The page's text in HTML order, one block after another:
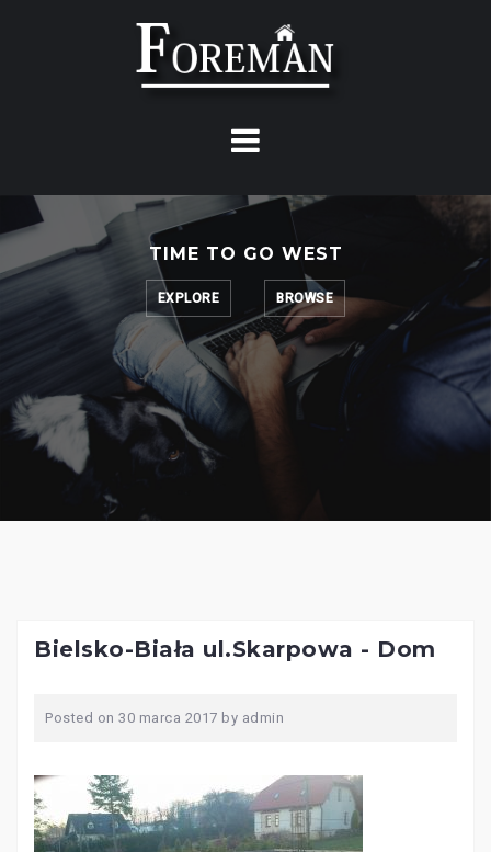
TIME TO GO WEST
EXPLORE BROWSE
Bielsko-Biała ul.Skarpowa - Dom
Posted on 30 marca 2017 by admin